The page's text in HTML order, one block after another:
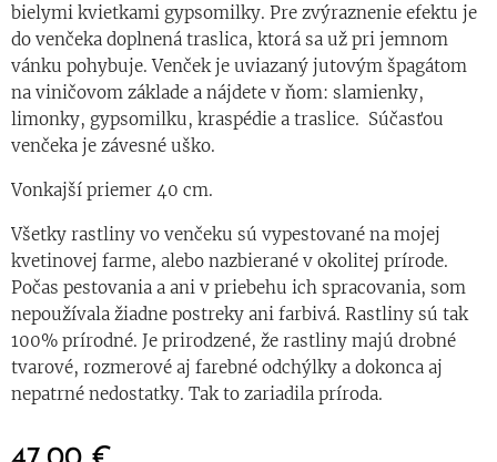
bielymi kvietkami gypsomilky. Pre zvýraznenie efektu je
do venčeka doplnená traslica, ktorá sa už pri jemnom
vánku pohybuje. Venček je uviazaný jutovým špagátom
na viničovom základe a nájdete v ňom: slamienky,
limonky, gypsomilku, kraspédie a traslice. Súčasťou
venčeka je závesné uško.
Vonkajší priemer 40 cm.
Všetky rastliny vo venčeku sú vypestované na mojej
kvetinovej farme, alebo nazbierané v okolitej prírode.
Počas pestovania a ani v priebehu ich spracovania, som
nepoužívala žiadne postreky ani farbivá. Rastliny sú tak
100% prírodné. Je prirodzené, že rastliny majú drobné
tvarové, rozmerové aj farebné odchýlky a dokonca aj
nepatrné nedostatky. Tak to zariadila príroda.